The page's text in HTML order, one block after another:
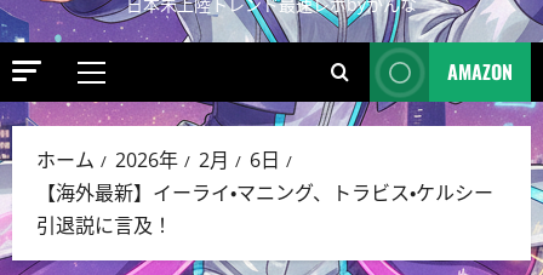
AMAZON
ホーム 2026年 2月
6日
【海外最新】イーライ・マニング、トラビス・ケルシー
引退説に言及！